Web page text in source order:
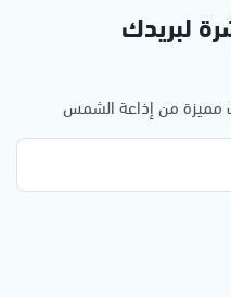
لبريدك
مميزة من إذاعة الشمس